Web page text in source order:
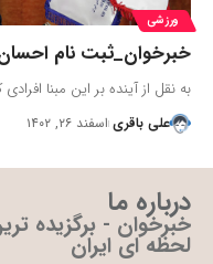
ورزشی
خبرخوان_ثبت نام
به نقل از آینده بر این مبنا
علی باقری اسفند ۲۶, ۱۴۰۲
درباره ما
خبرخوان - برگزیده
لحظه ای ایران